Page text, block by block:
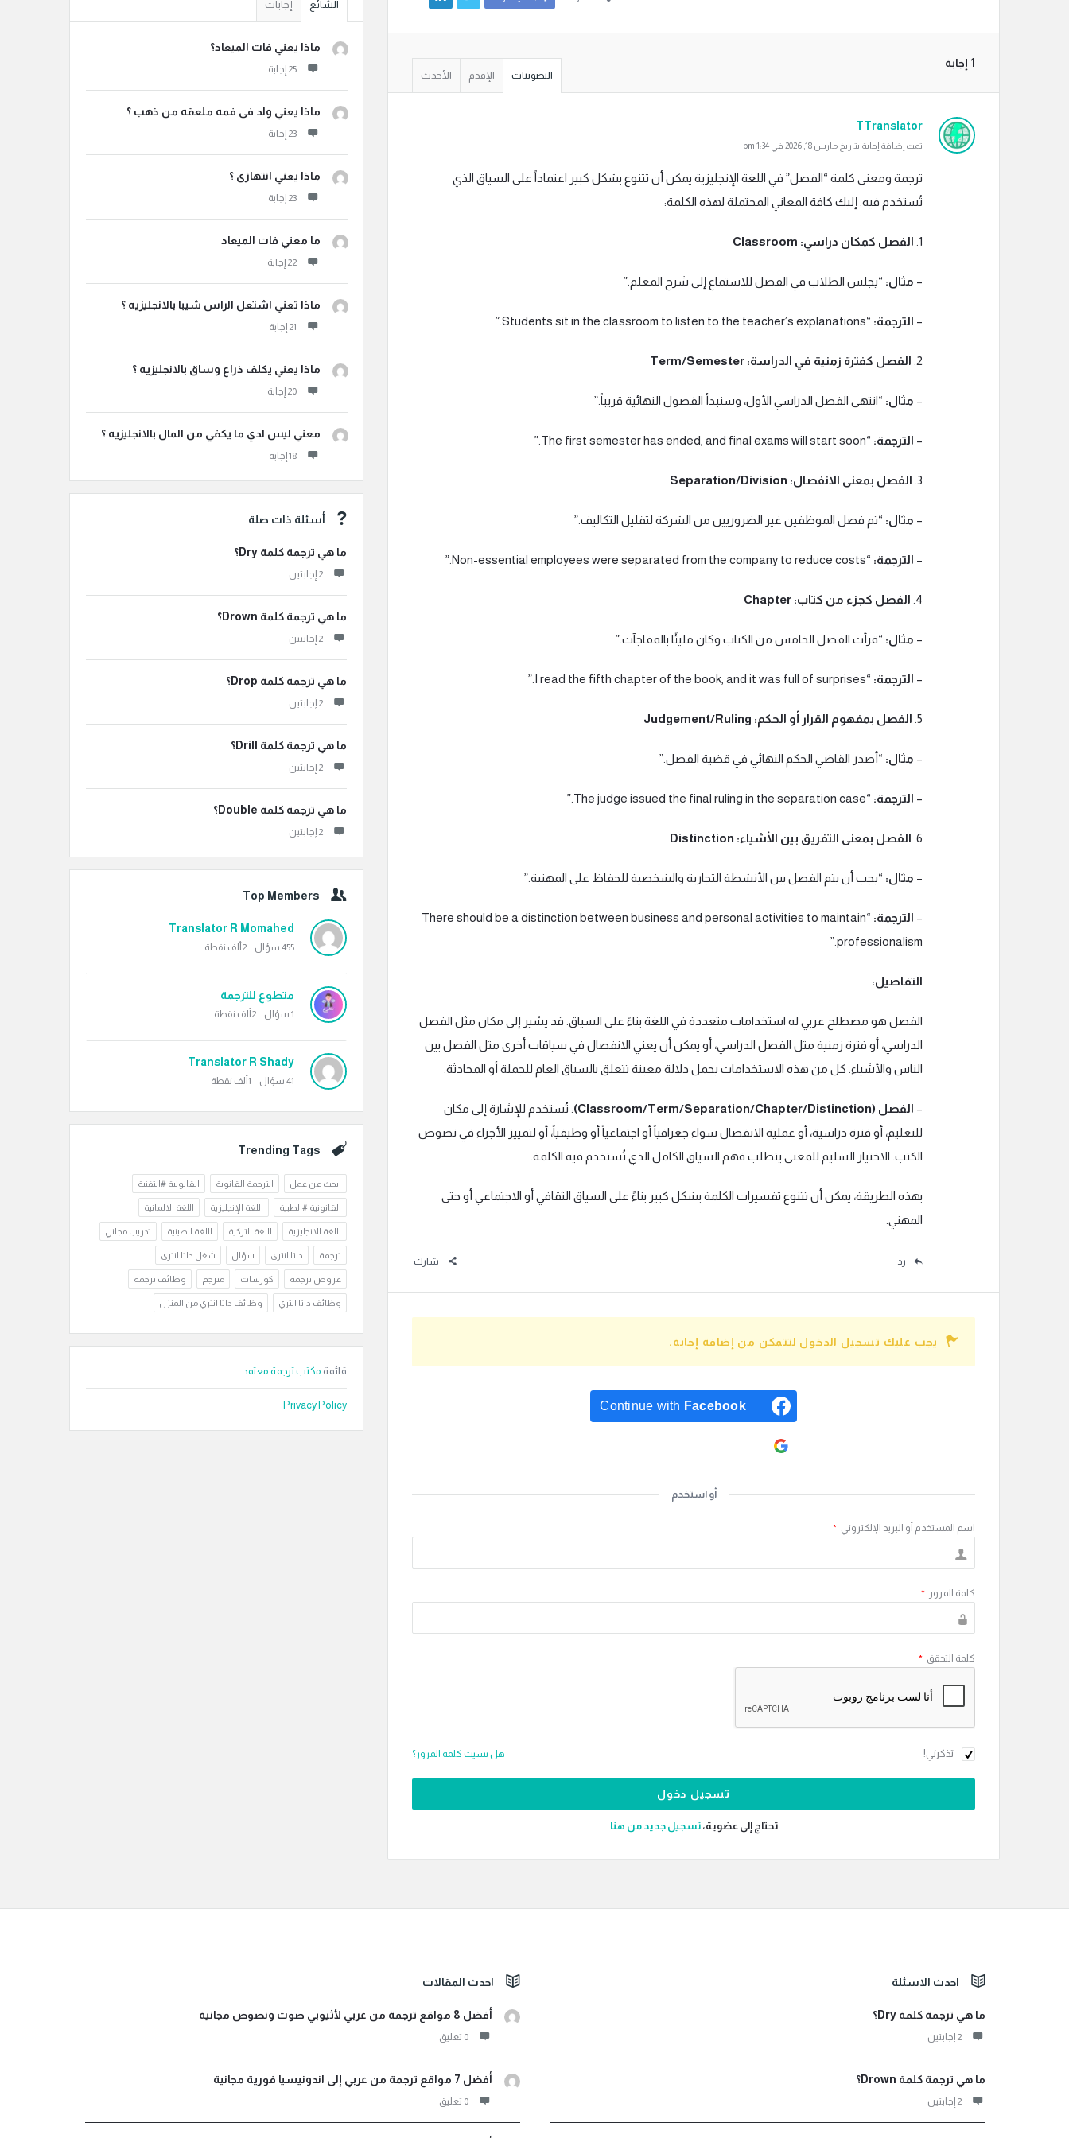
‫1 إجابة
التصويتات الإقدم الأحدث
TTranslator
تمت إضافة إجابة بتاريخ مارس 18, 2026 في 1:34 pm
ترجمة ومعنى كلمة “الفصل” في اللغة الإنجليزية يمكن أن تتنوع بشكل كبير اعتماداً على السياق الذي
تُستخدم فيه. إليك كافة المعاني المحتملة لهذه الكلمة:
1. الفصل كمكان دراسي: Classroom
– مثال: “يجلس الطلاب في الفصل للاستماع إلى شرح المعلم.”
– الترجمة: “Students sit in the classroom to listen to the teacher’s explanations.”
2. الفصل كفترة زمنية في الدراسة: Term/Semester
– مثال: “انتهى الفصل الدراسي الأول، وسنبدأ الفصول النهائية قريباً.”
– الترجمة: “The first semester has ended, and final exams will start soon.”
3. الفصل بمعنى الانفصال: Separation/Division
– مثال: “تم فصل الموظفين غير الضروريين من الشركة لتقليل التكاليف.”
– الترجمة: “Non-essential employees were separated from the company to reduce costs.”
4. الفصل كجزء من كتاب: Chapter
– مثال: “قرأت الفصل الخامس من الكتاب وكان مليئًا بالمفاجآت.”
– الترجمة: “I read the fifth chapter of the book, and it was full of surprises.”
5. الفصل بمفهوم القرار أو الحكم: Judgement/Ruling
– مثال: “أصدر القاضي الحكم النهائي في قضية الفصل.”
– الترجمة: “The judge issued the final ruling in the separation case.”
6. الفصل بمعنى التفريق بين الأشياء: Distinction
– مثال: “يجب أن يتم الفصل بين الأنشطة التجارية والشخصية للحفاظ على المهنية.”
– الترجمة:
“There should be a distinction between business and personal activities to maintain
professionalism.”
التفاصيل:
الفصل هو مصطلح عربي له استخدامات متعددة في اللغة بناءً على السياق. قد يشير إلى مكان مثل الفصل
الدراسي، أو فترة زمنية مثل الفصل الدراسي، أو يمكن أن يعني الانفصال في سياقات أخرى مثل الفصل بين
الناس والأشياء. كل من هذه الاستخدامات يحمل دلالة معينة تتعلق بالسياق العام للجملة أو المحادثة.
– الفصل (Classroom/Term/Separation/Chapter/Distinction)
: تُستخدم للإشارة إلى مكان
للتعليم، أو فترة دراسية، أو عملية الانفصال سواء جغرافياً أو اجتماعياً أو وظيفياً، أو لتمييز الأجزاء في نصوص
الكتب. الاختيار السليم للمعنى يتطلب فهم السياق الكامل الذي تُستخدم فيه الكلمة.
بهذه الطريقة، يمكن أن تتنوع تفسيرات الكلمة بشكل كبير بناءً على السياق الثقافي أو الاجتماعي أو حتى
المهني.
رد شارك
يجب عليك تسجيل الدخول لتتمكن من إضافة إجابة.
Continue with Facebook
أو استخدم
اسم المستخدم أو البريد الإلكتروني *
كلمة المرور *
كلمة التحقق *
تذكرني! هل نسيت كلمة المرور؟
تحتاج إلى عضوية،‫تسجيل جديد من هنا
الشائع إجابات
ماذا يعني فات الميعاد؟
‏‫25 إجابة
ماذا يعني ولد فى فمه ملعقه من ذهب ؟
‏‫23 إجابة
ماذا يعني انتهازى ؟
‏‫23 إجابة
ما معني فات الميعاد
‏‫22 إجابة
ماذا تعني اشتعل الراس شيبا بالانجليزيه ؟
ماذا يعني يكلف ذراع وساق بالانجليزيه ؟
‏‫20 إجابة
معني ليس لدي ما يكفي من المال بالانجليزيه ؟
‏‫18 إجابة
أسئلة ذات صلة
ما هي ترجمة كلمة Dry؟
‫2 إجابتين
ما هي ترجمة كلمة Drown؟
‫2 إجابتين
ما هي ترجمة كلمة Drop؟
‫2 إجابتين
ما هي ترجمة كلمة Drill؟
‫2 إجابتين
ما هي ترجمة كلمة Double؟
‫2 إجابتين
Top Members
Translator R Momahed
455 سؤال 2ألف نقطة
متطوع للترجمة
1 سؤال 2ألف نقطة
Translator R Shady
41 سؤال 1ألف نقطة
Trending Tags
ابحث عن عمل الترجمة القانوية القانونية #التقنية
القانونية #الطبية اللغة الإنجليزية اللغة الالمانية
اللغة الانجليزية اللغة التركية اللغة الصينية تدريب مجاني
ترجمة داتا انتري سؤال شغل داتا انتري
عروض ترجمة كورسات مترجم وظائف ترجمة
وظائف داتا انتري وظائف داتا انتري من المنزل
قائمة مكتب ترجمة معتمد
Privacy Policy
الفوتراحدث الاسئلة
ما هي ترجمة كلمة Dry؟
‫2 إجابتين
ما هي ترجمة كلمة Drown؟
‫2 إجابتين
احدث المقالات
أفضل 8 مواقع ترجمة من عربي لأثيوبي صوت ونصوص مجانية
‫0 تعليق
أفضل 7 مواقع ترجمة من عربي إلى اندونيسيا فورية مجانية
‫0 تعليق